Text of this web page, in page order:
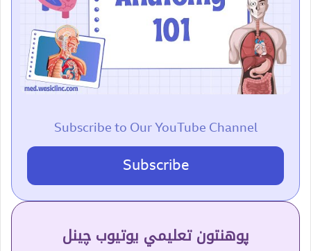
Subscribe to Our YouTube Channel
Subscribe
پوهنتون تعلیمي یوتیوب چینل